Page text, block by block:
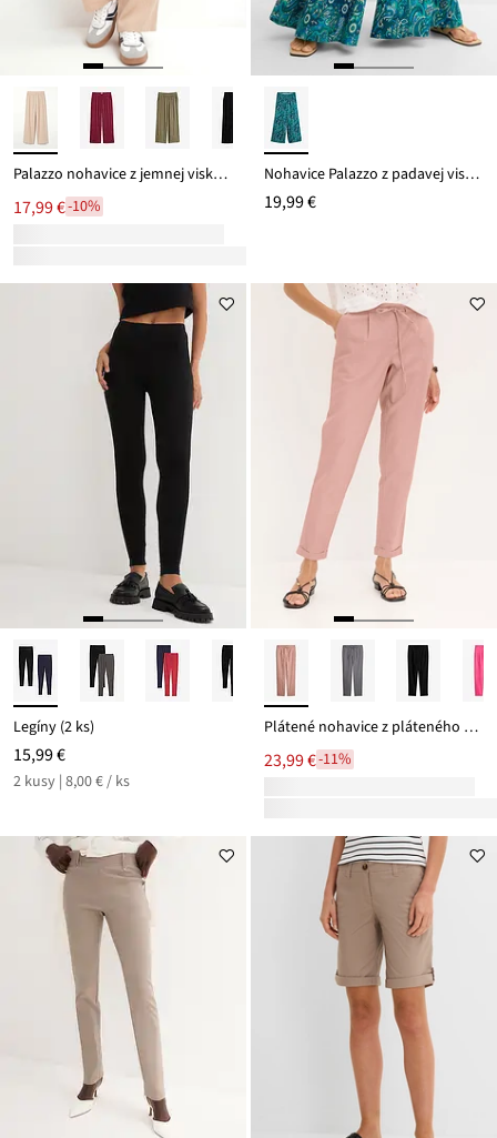
Palazzo nohavice z jemnej viskózy
17,99 €-10%
Nohavice Palazzo z padavej viskózy
19,99 €
Legíny (2 ks)
15,99 €
2 kusy | 8,00 € / ks
Plátené nohavice z pláteného mixu
23,99 €-11%